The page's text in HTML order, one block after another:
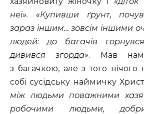
неї». «Купивши ґрунт,
зараз іншим… зовсім іншими
людей: до багачів
дивився згорда». Мав
з багачкою, але з того
собі сусідську наймичку
між людьми поважними
робочими людьми,